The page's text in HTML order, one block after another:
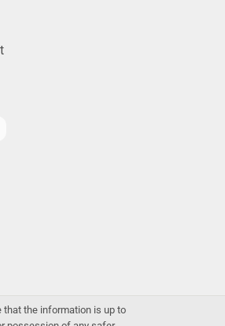
that the information is up to